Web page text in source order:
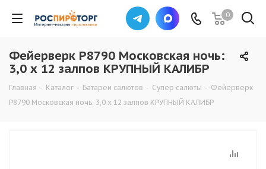
0
Фейерверк Р8790 Московская ночь:
3,0 х 12 залпов КРУПНЫЙ КАЛИБР
Главная - Каталог - Батареи салютов - Супер салюты - Фейерверк
Р8790 Московская ночь: 3,0 х 12 залпов КРУПНЫЙ КАЛИБР